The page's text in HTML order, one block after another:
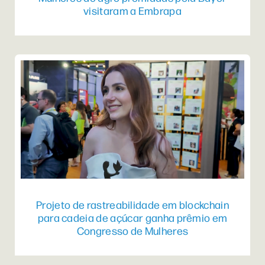
visitaram a Embrapa
Projeto de rastreabilidade em blockchain
para cadeia de açúcar ganha prêmio em
Congresso de Mulheres